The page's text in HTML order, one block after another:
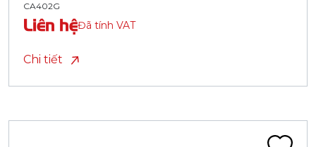
CA402G
Liên hệĐã tính VAT
Chi tiết